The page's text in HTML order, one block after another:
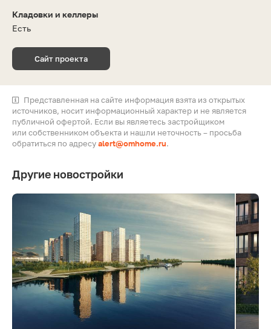
Кладовки и келлеры
Есть
Сайт проекта
Представленная на сайте информация взята из открытых
источников, носит информационный характер и не является
публичной офертой. Если вы являетесь застройщиком
или собственником объекта и нашли неточность – просьба
обратиться по адресуalert@omhome.ru.
Другие новостройки